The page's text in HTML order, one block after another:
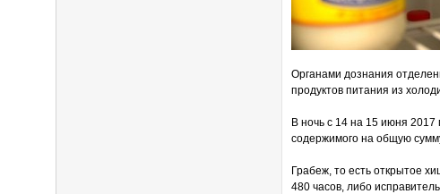
Органами дознания
продуктов питания из
В ночь с 14 на 15 июня
содержимого на общую
Грабеж, то есть открытое
480 часов, либо